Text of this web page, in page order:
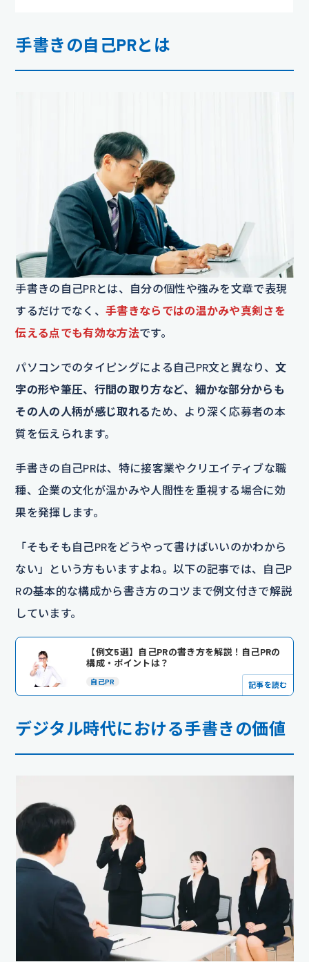
手書きの自己PRとは
手書きの自己PRとは、自分の個性や強みを文章で表現
するだけでなく、 手書きならではの温かみや真剣さを
伝える点でも有効な方法です。
パソコンでのタイピングによる自己PR文と異なり、文
字の形や筆圧、行間の取り方など、細かな部分からも
その人の人柄が感じ取れるため、より深く応募者の本
質を伝えられます。
手書きの自己PRは、特に接客業やクリエイティブな職
種、企業の文化が温かみや人間性を重視する場合に効
果を発揮します。
「そもそも自己PRをどうやって書けばいいのかわから
ない」という方もいますよね。以下の記事では、自己P
Rの基本的な構成から書き方のコツまで例文付きで解説
しています。
【例文5選】自己PRの書き方を解説！自己PRの
構成・ポイントは？
自己PR 記事を読む
デジタル時代における手書きの価値